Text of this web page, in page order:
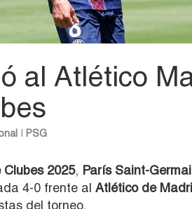
al Atlético
PSG
2025, París Saint-
4-0 frente al Atlético de
del torneo.